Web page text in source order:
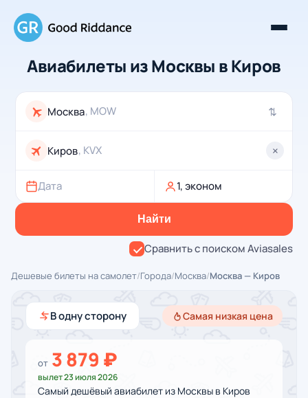
Авиабилеты из Москвы в Киров
, MOW ⇄
, KVX ×
Дата 1, эконом
Найти
Сравнить с поиском Aviasales
Дешевые билеты на самолет/Города/Москва/Москва — Киров
В одну сторону Самая низкая цена
от 3 879 ₽
вылет 23 июля 2026
Самый дешёвый авиабилет из Москвы в Киров